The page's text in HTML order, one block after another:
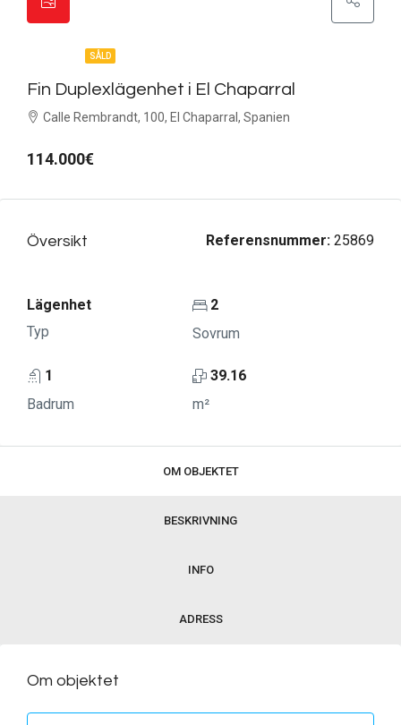
SÅLD
Fin Duplexlägenhet i El Chaparral
Calle Rembrandt, 100, El Chaparral, Spanien
114.000€
Översikt Referensnummer: 25869
Lägenhet
Typ
2
Sovrum
1
Badrum
39.16
m²
OM OBJEKTET
BESKRIVNING
INFO
ADRESS
Om objektet